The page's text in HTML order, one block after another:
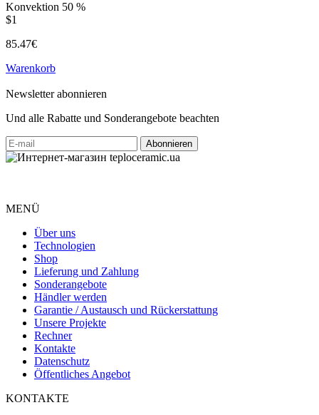
Konvektion 50 %
$1
85.47€
Warenkorb
Newsletter abonnieren
Und alle Rabatte und Sonderangebote beachten
MENÜ
Über uns
Technologien
Shop
Lieferung und Zahlung
Sonderangebote
Händler werden
Garantie / Austausch und Rückerstattung
Unsere Projekte
Rechner
Kontakte
Datenschutz
Öffentliches Angebot
KONTAKTE